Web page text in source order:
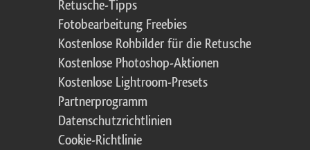
Retusche-Tipps
Fotobearbeitung Freebies
Kostenlose Rohbilder für die Retusche
Kostenlose Photoshop-Aktionen
Kostenlose Lightroom-Presets
Partnerprogramm
Datenschutzrichtlinien
Cookie-Richtlinie